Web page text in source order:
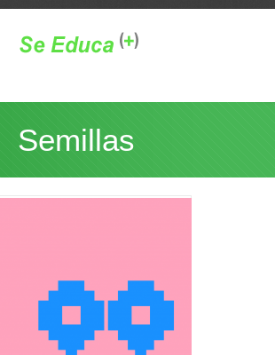
Semillas